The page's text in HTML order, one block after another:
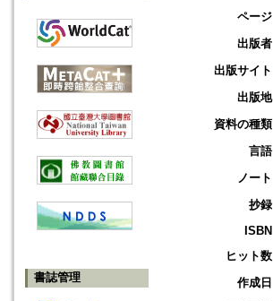
書誌管理
ページ
出版者
出版サイト
出版地
資料の種類
言語
ノート
抄録
ISBN
ヒット数
作成日